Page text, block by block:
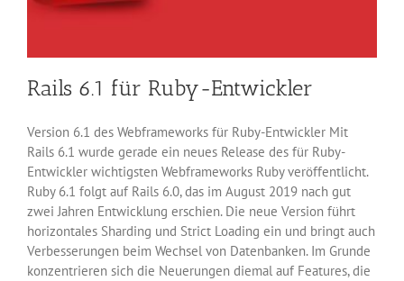
Rails 6.1 für Ruby-Entwickler
Version 6.1 des Webframeworks für Ruby-Entwickler Mit
Rails 6.1 wurde gerade ein neues Release des für Ruby-
Entwickler wichtigsten Webframeworks Ruby veröffentlicht.
Ruby 6.1 folgt auf Rails 6.0, das im August 2019 nach gut
zwei Jahren Entwicklung erschien. Die neue Version führt
horizontales Sharding und Strict Loading ein und bringt auch
Verbesserungen beim Wechsel von Datenbanken. Im Grunde
konzentrieren sich die Neuerungen diemal auf Features, die